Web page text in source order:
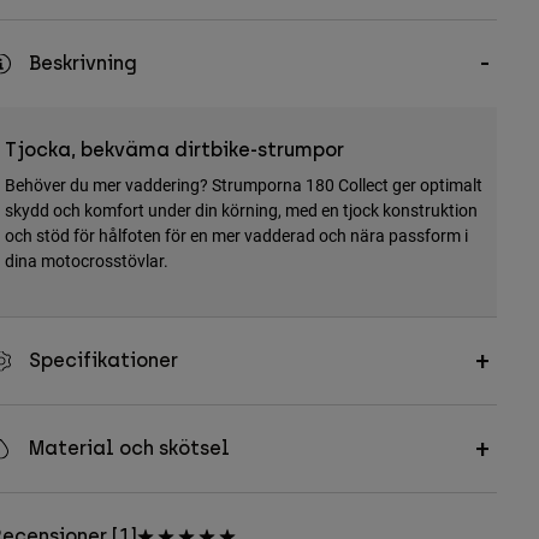
Beskrivning
Tjocka, bekväma dirtbike-strumpor
Behöver du mer vaddering? Strumporna 180 Collect ger optimalt
skydd och komfort under din körning, med en tjock konstruktion
och stöd för hålfoten för en mer vadderad och nära passform i
dina motocrosstövlar.
Specifikationer
Material och skötsel